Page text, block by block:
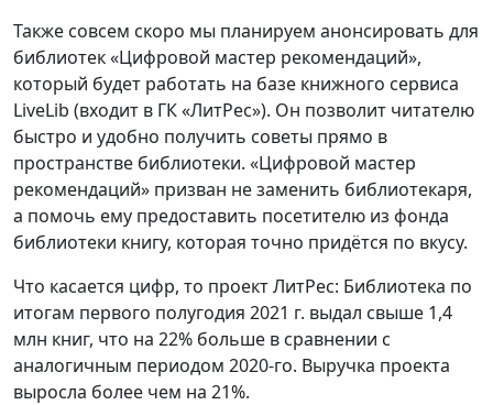
Также совсем скоро мы планируем анонсировать для
библиотек «Цифровой мастер рекомендаций»,
который будет работать на базе книжного сервиса
LiveLib (входит в ГК «ЛитРес»). Он позволит читателю
быстро и удобно получить советы прямо в
пространстве библиотеки. «Цифровой мастер
рекомендаций» призван не заменить библиотекаря,
а помочь ему предоставить посетителю из фонда
библиотеки книгу, которая точно придётся по вкусу.
Что касается цифр, то проект ЛитРес: Библиотека по
итогам первого полугодия 2021 г. выдал свыше 1,4
млн книг, что на 22% больше в сравнении с
аналогичным периодом 2020-го. Выручка проекта
выросла более чем на 21%.